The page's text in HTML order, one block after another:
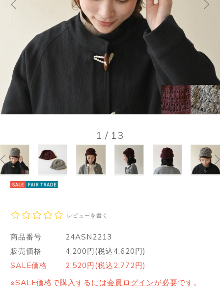
1 / 13
レビューを書く
商品番号
24ASN2213
販売価格
4,200円(税込4,620円)
SALE価格
2,520円(税込2,772円)
※SALE価格で購入するには会員ログインが必要です。